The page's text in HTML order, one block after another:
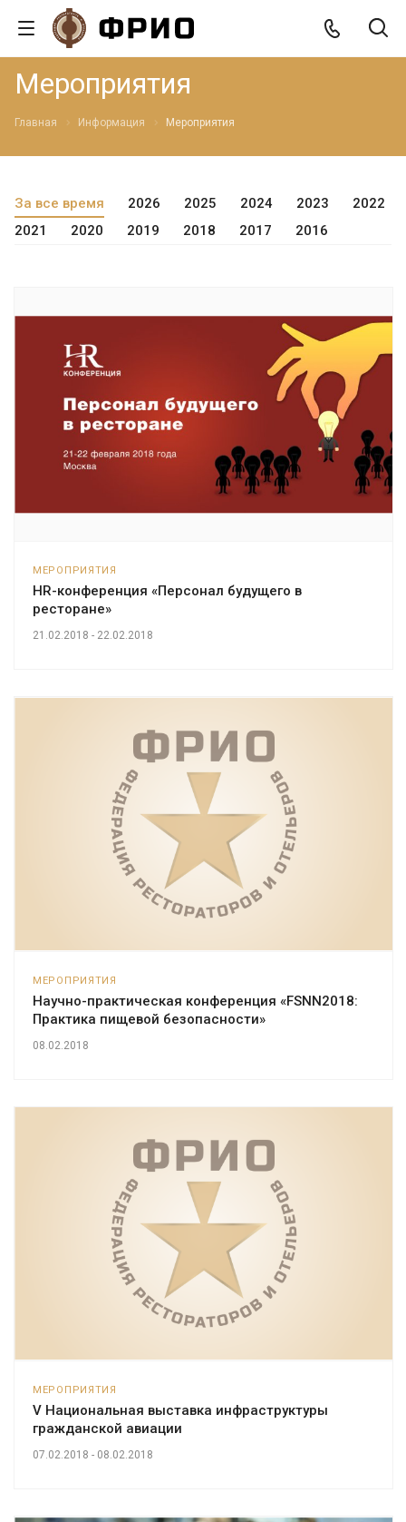
Мероприятия
Главная Информация Мероприятия
За все время 2026 2025 2024 2023
2022
2021
2020 2019 2018 2017 2016
МЕРОПРИЯТИЯ
HR-конференция «Персонал будущего в
ресторане»
21.02.2018 - 22.02.2018
МЕРОПРИЯТИЯ
Научно-практическая конференция «FSNN2018:
Практика пищевой безопасности»
08.02.2018
МЕРОПРИЯТИЯ
V Национальная выставка инфраструктуры
гражданской авиации
07.02.2018 - 08.02.2018